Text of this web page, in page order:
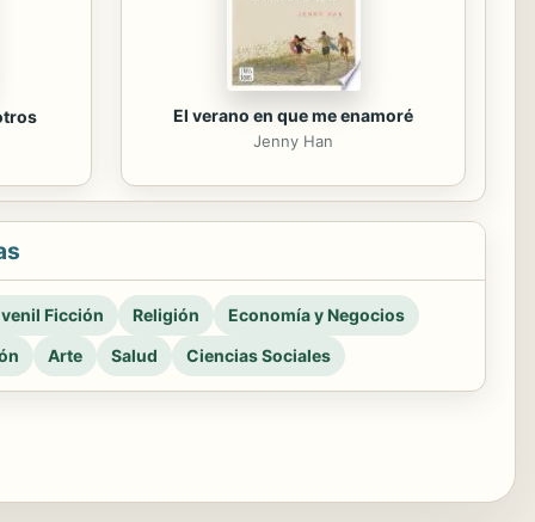
El verano en que me enamoré
Jenny Han
Ficción Religión
Economía y Negocios
Arte Salud Ciencias Sociales